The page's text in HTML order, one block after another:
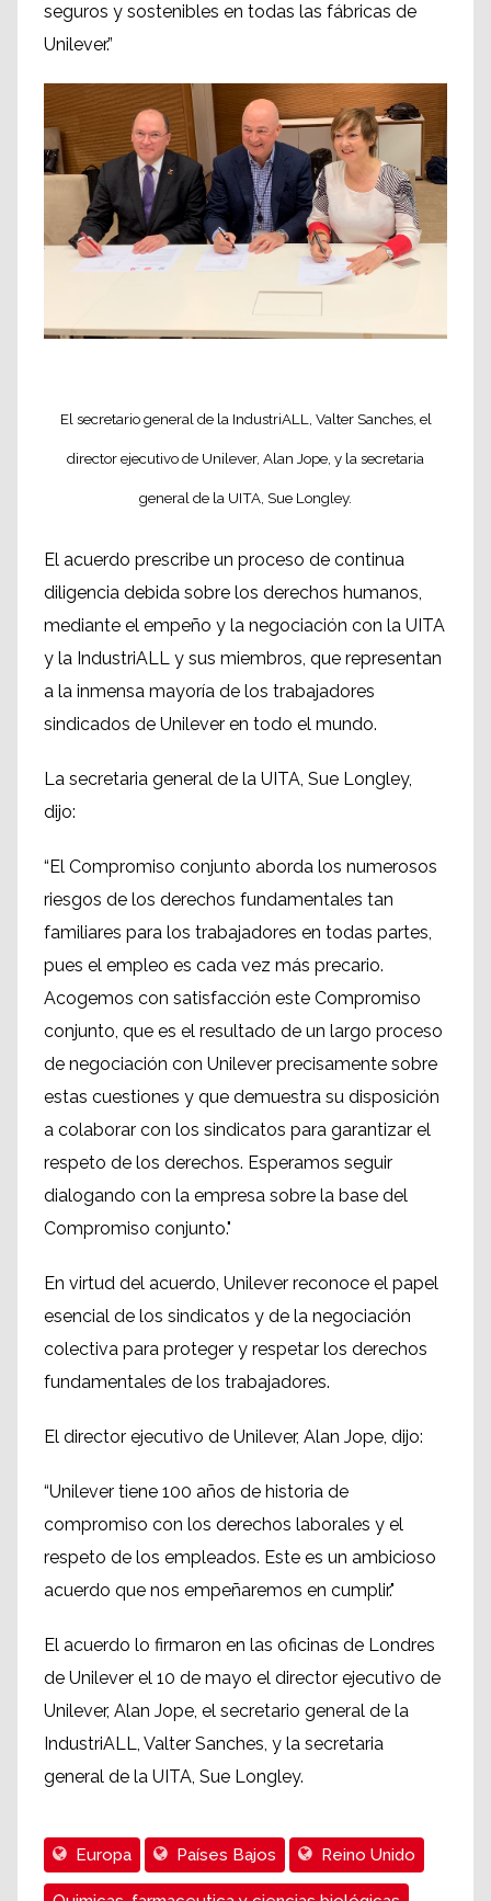
seguros y sostenibles en todas las fábricas de
Unilever.”
IndustriALL general secretary, Valter Sanches,
El secretario general de la IndustriALL, Valter Sanches, el
director ejecutivo de Unilever, Alan Jope, y la secretaria
general de la UITA, Sue Longley.
El acuerdo prescribe un proceso de continua
diligencia debida sobre los derechos humanos,
mediante el empeño y la negociación con la UITA
y la IndustriALL y sus miembros, que representan
a la inmensa mayoría de los trabajadores
sindicados de Unilever en todo el mundo.
La secretaria general de la UITA, Sue Longley,
dijo:
“El Compromiso conjunto aborda los numerosos
riesgos de los derechos fundamentales tan
familiares para los trabajadores en todas partes,
pues el empleo es cada vez más precario.
Acogemos con satisfacción este Compromiso
conjunto, que es el resultado de un largo proceso
de negociación con Unilever precisamente sobre
estas cuestiones y que demuestra su disposición
a colaborar con los sindicatos para garantizar el
respeto de los derechos. Esperamos seguir
dialogando con la empresa sobre la base del
Compromiso conjunto."
En virtud del acuerdo, Unilever reconoce el papel
esencial de los sindicatos y de la negociación
colectiva para proteger y respetar los derechos
fundamentales de los trabajadores.
El director ejecutivo de Unilever, Alan Jope, dijo:
“Unilever tiene 100 años de historia de
compromiso con los derechos laborales y el
respeto de los empleados. Este es un ambicioso
acuerdo que nos empeñaremos en cumplir."
El acuerdo lo firmaron en las oficinas de Londres
de Unilever el 10 de mayo el director ejecutivo de
Unilever, Alan Jope, el secretario general de la
IndustriALL, Valter Sanches, y la secretaria
general de la UITA, Sue Longley.
Europa Países Bajos Reino Unido